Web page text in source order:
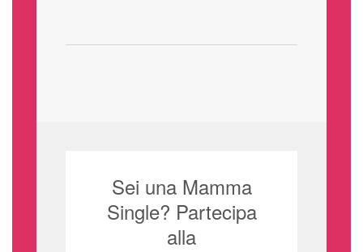
Sei una Mamma
Single? Partecipa
alla